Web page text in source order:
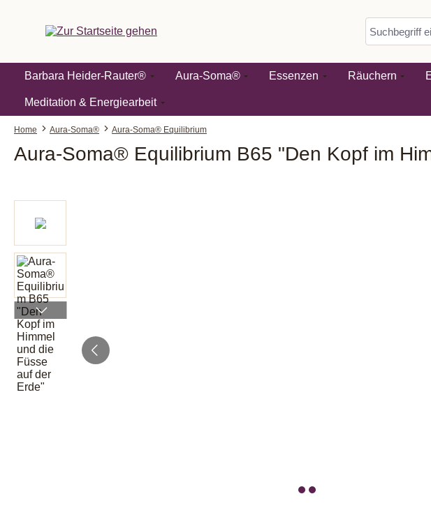
Barbara Heider-Rauter® Aura-Soma® Essenzen Räuchern
Meditation & Energiearbeit
Home Aura-Soma® Aura-Soma® Equilibrium
Aura-Soma® Equilibrium B65 "Den Kopf im